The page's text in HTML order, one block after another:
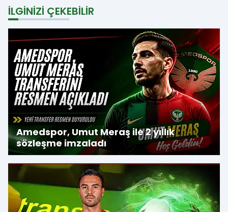
İLGINIZI ÇEKEBILIR
Amedspor, Umut Meraş ile 2 yıllık
sözleşme imzaladı